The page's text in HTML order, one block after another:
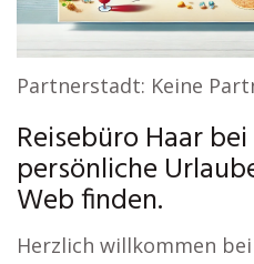
Partnerstadt: Keine
Reisebüro Haar
persönliche
Web finden.
Herzlich willkommen